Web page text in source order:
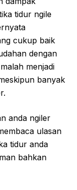
tidur ngile
cukup baik
dengan
menjadi
banyak
anda ngiler
ulasan
tidur anda
bahkan